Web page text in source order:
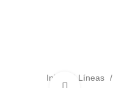
Inicio Líneas